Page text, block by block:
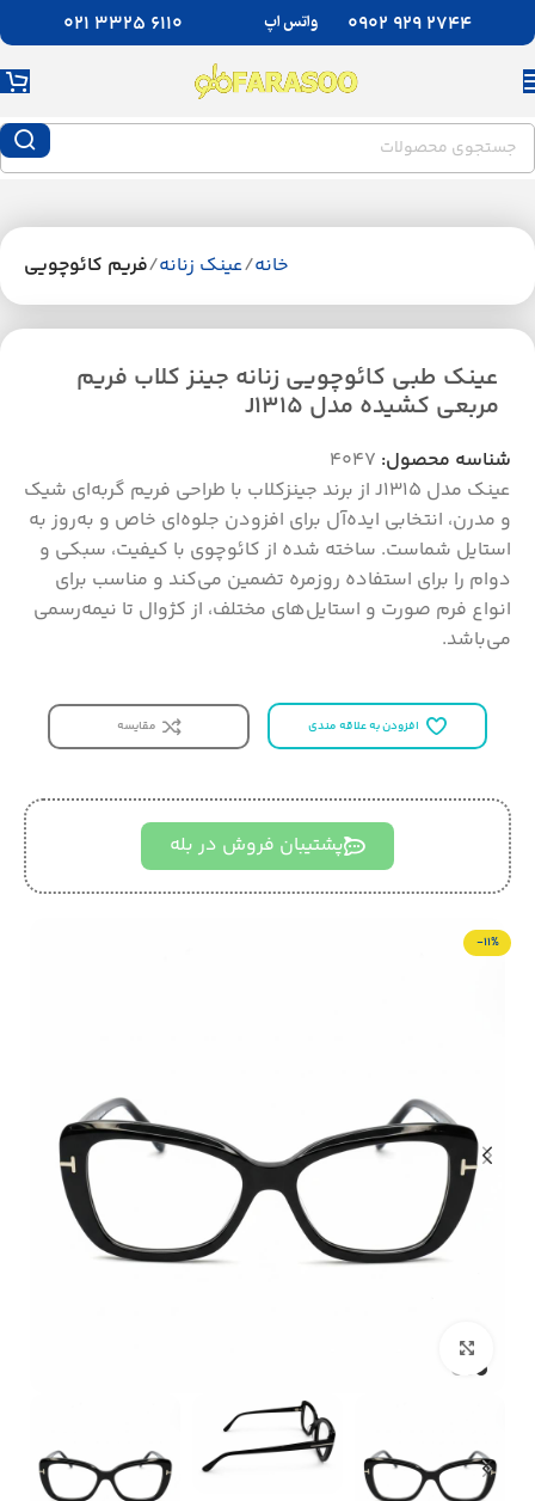
2744 929 0902 واتس اپ 6110 3325 021
خانه عینک زنانه فریم کائوچویی
عینک طبی کائوچویی زنانه جینز کلاب فریم
مربعی کشیده مدل J1315
شناسه محصول: 4047
عینک مدل J1315 از برند جینزکلاب با طراحی فریم گربه‌ای شیک
و مدرن، انتخابی ایده‌آل برای افزودن جلوه‌ای خاص و به‌روز به
استایل شماست. ساخته شده از کائوچوی با کیفیت، سبکی و
دوام را برای استفاده روزمره تضمین می‌کند و مناسب برای
انواع فرم صورت و استایل‌های مختلف، از کژوال تا نیمه‌رسمی
می‌باشد.
افزودن به علاقه مندی مقایسه
پشتیبان فروش در بله
-11%